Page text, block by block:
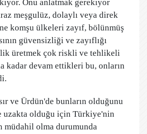
Onu anlatmak gerekiyor
meşgulüz, dolaylı veya direk
komşu ülkeleri zayıf, bölünmüş
güvensizliği ve zayıflığı
üretmek çok riskli ve tehlikeli
kadar devam ettikleri bu, onların
ve Ürdün'de bunların olduğunu
uzakta olduğu için Türkiye'nin
müdahil olma durumunda